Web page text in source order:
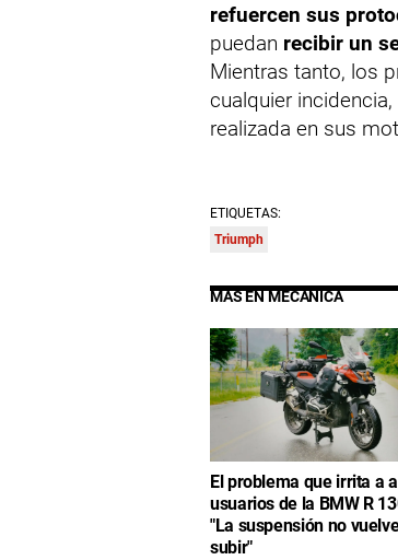
refuercen sus
puedan recibir un
Mientras tanto, los
cualquier
realizada en sus
ETIQUETAS:
Triumph
MÁS EN MECÁNICA
El problema que irrita a
usuarios de la BMW R
"La suspensión no
subir"